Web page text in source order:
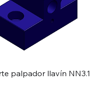
palpador llavín NN3.1